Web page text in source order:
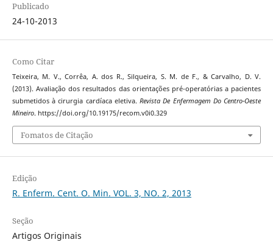
Publicado
24-10-2013
Como Citar
Teixeira, M. V., Corrêa, A. dos R., Silqueira, S. M. de F., & Carvalho, D. V.
(2013). Avaliação dos resultados das orientações pré-operatórias a pacientes
submetidos à cirurgia cardíaca eletiva.Revista De Enfermagem Do Centro-Oeste
Mineiro. https://doi.org/10.19175/recom.v0i0.329
Fomatos de Citação
Edição
R. Enferm. Cent. O. Min. VOL. 3, NO. 2, 2013
Seção
Artigos Originais